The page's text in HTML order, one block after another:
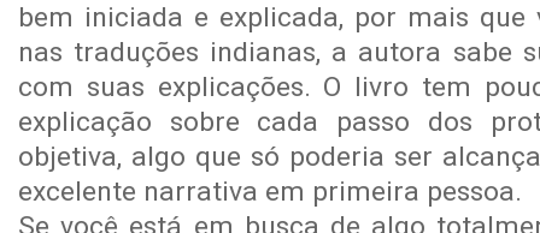
bem iniciada e explicada, por mais que
nas traduções indianas, a autora sabe
com suas explicações. O livro tem
explicação sobre cada passo dos
objetiva, algo que só poderia ser
excelente narrativa em primeira pessoa.
Se você está em busca de algo